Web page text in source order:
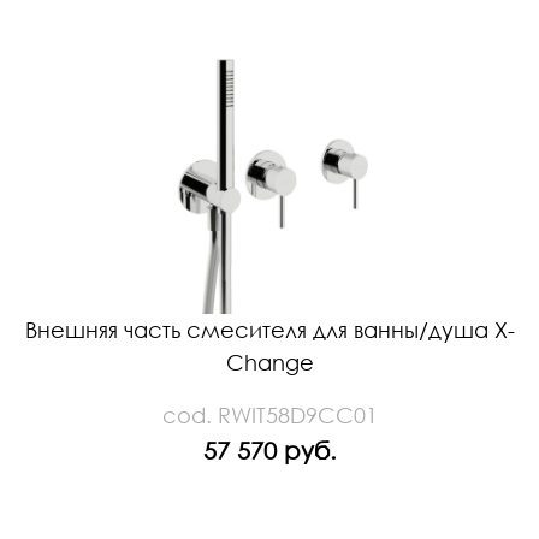
Внешняя часть смесителя для ванны/душа X-
Change
cod. RWIT58D9CC01
57 570 руб.